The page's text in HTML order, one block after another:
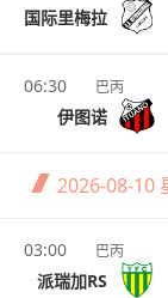
国际里梅拉
06:30 巴丙
伊图诺
2026-08-10
03:00 巴丙
派瑞加RS